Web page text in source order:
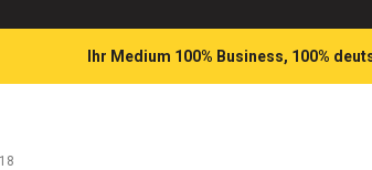
Ihr Medium 100% Business, 100%